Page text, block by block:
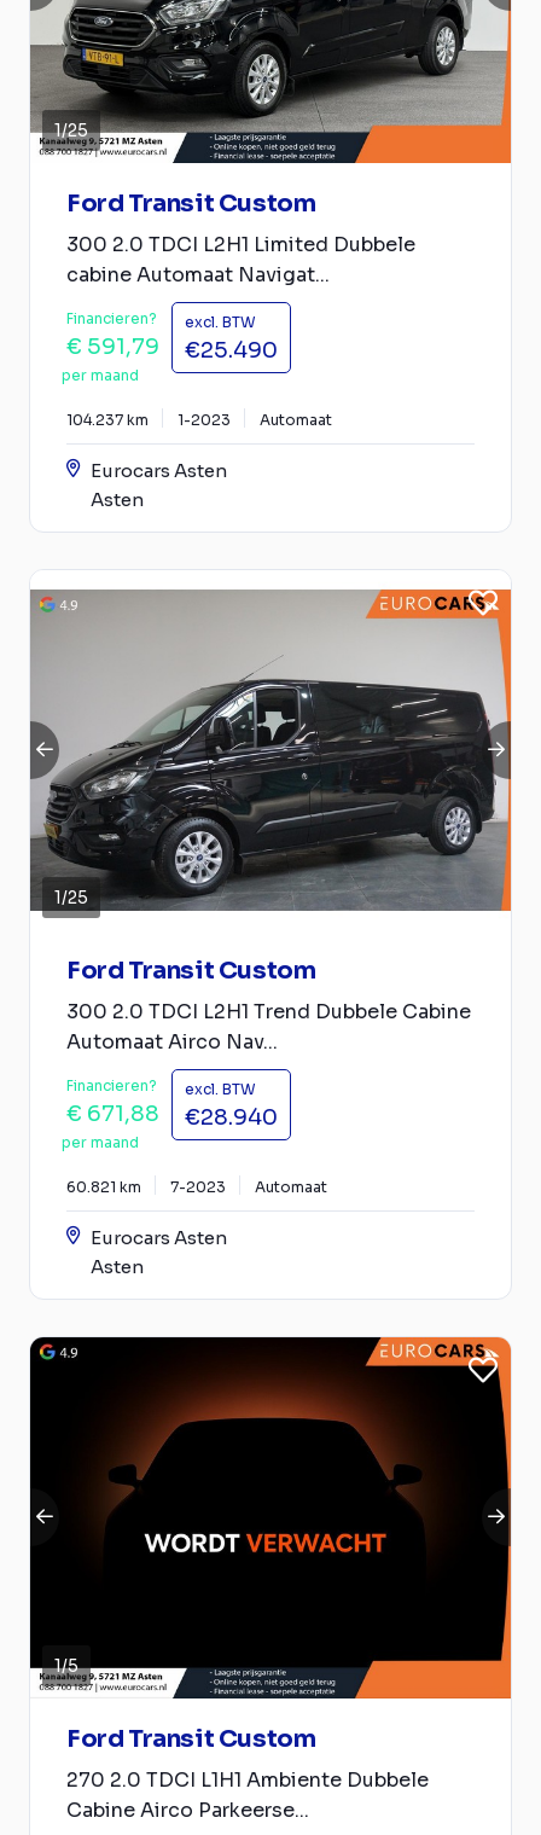
1/25
Ford Transit Custom
300 2.0 TDCI L2H1 Limited Dubbele
cabine Automaat Navigat...
Financieren?
€ 591,79
per maand
excl. BTW
€25.490
104.237 km 1-2023 Automaat
Eurocars Asten
Asten
1/25
Ford Transit Custom
300 2.0 TDCI L2H1 Trend Dubbele Cabine
Automaat Airco Nav...
Financieren?
€ 671,88
per maand
excl. BTW
€28.940
60.821 km 7-2023 Automaat
Eurocars Asten
Asten
1/5
Ford Transit Custom
270 2.0 TDCI L1H1 Ambiente Dubbele
Cabine Airco Parkeerse...